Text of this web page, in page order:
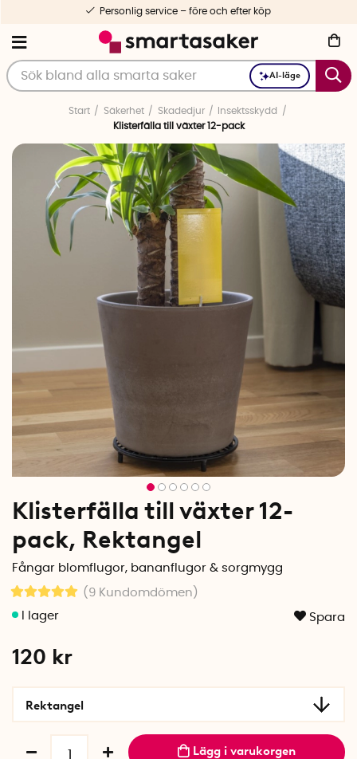
AI-läge
Personlig service – före och efter köp
Start Säkerhet Skadedjur
Insektsskydd
Klisterfälla till växter 12-pack
Klisterfälla till växter 12-
pack, Rektangel
Fångar blomflugor, bananflugor & sorgmygg
(9 Kundomdömen )
Spara
120 kr
Rektangel
Lägg i varukorgen